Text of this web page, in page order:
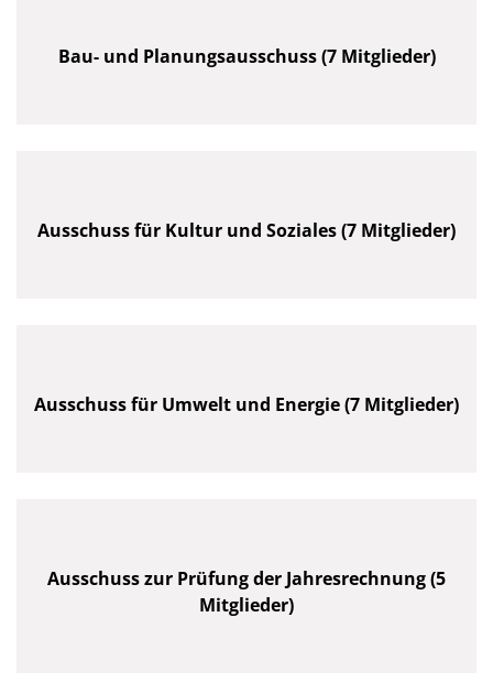
Bau- und Planungsausschuss (7 Mitglieder)
Ausschuss für Kultur und Soziales (7 Mitglieder)
Ausschuss für Umwelt und Energie (7 Mitglieder)
Ausschuss zur Prüfung der Jahresrechnung (5
Mitglieder)